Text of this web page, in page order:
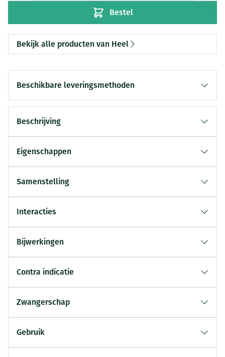
Bestel
Bekijk alle producten van Heel
Beschikbare leveringsmethoden
Beschrijving
Eigenschappen
Samenstelling
Interacties
Bijwerkingen
Contra indicatie
Zwangerschap
Gebruik